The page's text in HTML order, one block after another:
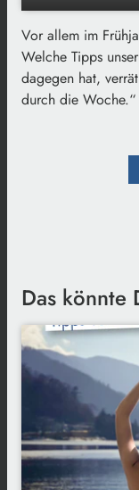
play_arrow Was tun
00:00
Vor allem im
Welche Tipps
dagegen hat,
durch die Woche.“
Das könnte